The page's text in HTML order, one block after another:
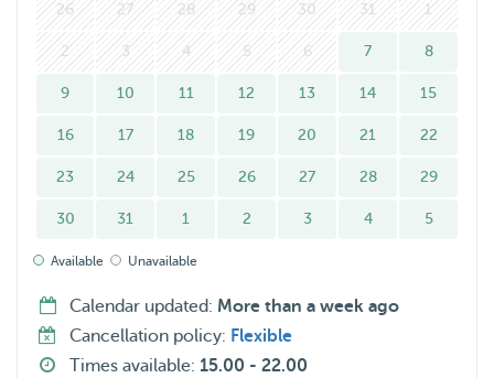
26 27 28 29 30 31 1
2 3 4 5 6 7 8
9 10 11 12 13 14 15
16 17 18 19 20 21 22
23 24 25 26 27 28 29
30 31 1 2 3 4 5
Available Unavailable
Calendar updated: More than a week ago
Cancellation policy: Flexible
Times available: 15.00 - 22.00